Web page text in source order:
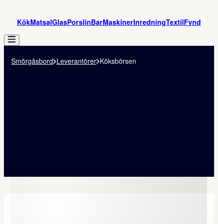
KökMatsalGlasPorslinBarMaskinerInredningTextilFynd
Smörgåsbord Leverantörer Köksbörsen